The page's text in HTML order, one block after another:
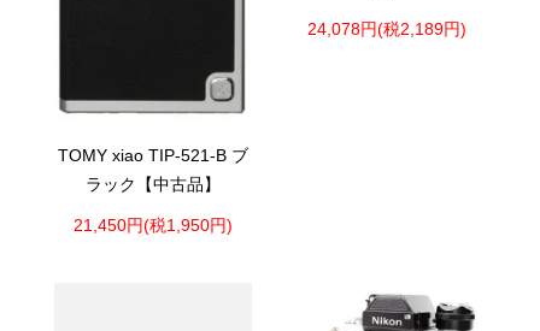
TOMY xiao TIP-521-B ブ
ラック【中古品】
21,450円(税1,950円)
24,078円(税2,189円)